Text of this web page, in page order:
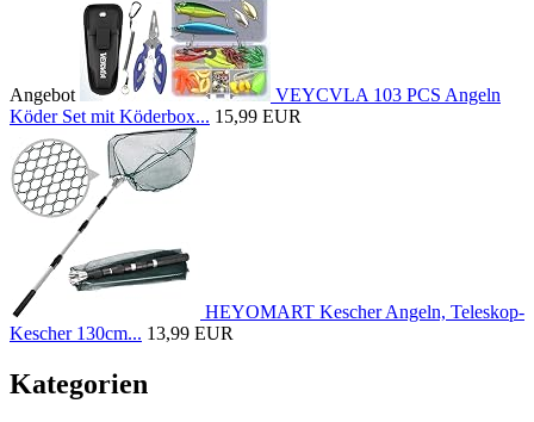
Angebot
VEYCVLA 103 PCS Angeln
Köder Set mit Köderbox... 15,99 EUR
HEYOMART Kescher Angeln, Teleskop-
Kescher 130cm... 13,99 EUR
Kategorien